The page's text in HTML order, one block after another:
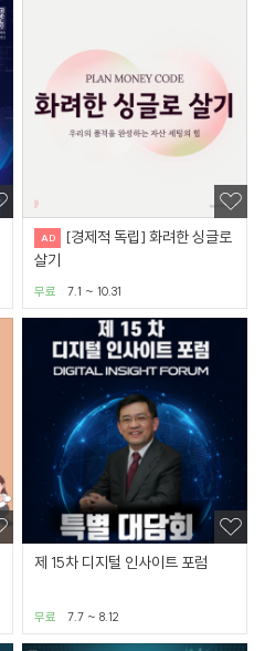
[경제적 독립] 화려한 싱글로
살기
7.1 ~ 10.31
무료
제 15차 디지털 인사이트 포럼
7.7 ~ 8.12
무료